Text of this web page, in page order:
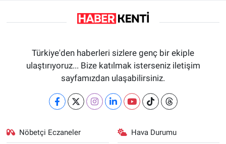
Türkiye'den haberleri sizlere genç bir ekiple
ulaştırıyoruz... Bize katılmak isterseniz iletişim
sayfamızdan ulaşabilirsiniz.
Nöbetçi Eczaneler Hava Durumu